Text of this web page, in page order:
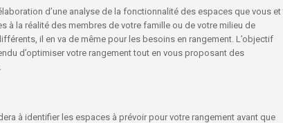
d’une analyse de la fonctionnalité des espaces que vous et
à la réalité des membres de votre famille ou de votre milieu de
il en va de même pour les besoins en rangement. L’objectif
d’optimiser votre rangement tout en vous proposant des
à identifier les espaces à prévoir pour votre rangement avant que